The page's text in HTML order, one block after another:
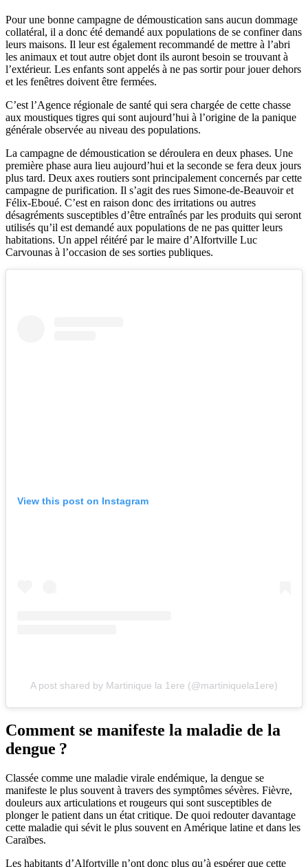
Pour une bonne campagne de démoustication sans aucun dommage
collatéral, il a donc été demandé aux populations de se confiner dans
leurs maisons. Il leur est également recommandé de mettre à l’abri
les animaux et tout autre objet dont ils auront besoin se trouvant à
l’extérieur. Les enfants sont appelés à ne pas sortir pour jouer dehors
et les fenêtres doivent être fermées.
C’est l’Agence régionale de santé qui sera chargée de cette chasse
aux moustiques tigres qui sont aujourd’hui à l’origine de la panique
générale observée au niveau des populations.
La campagne de démoustication se déroulera en deux phases. Une
première phase aura lieu aujourd’hui et la seconde se fera deux jours
plus tard. Deux axes routiers sont principalement concernés par cette
campagne de purification. Il s’agit des rues Simone-de-Beauvoir et
Félix-Eboué. C’est en raison donc des irritations ou autres
désagréments susceptibles d’être entraînés par les produits qui seront
utilisés qu’il est demandé aux populations de ne pas quitter leurs
habitations. Un appel réitéré par le maire d’Alfortville Luc
Carvounas à l’occasion de ses sorties publiques.
View this post on Instagram
A post shared by Martinique la 1ere (@martiniquela1ere)
Comment se manifeste la maladie de la
dengue ?
Classée comme une maladie virale endémique, la dengue se
manifeste le plus souvent à travers des symptômes sévères. Fièvre,
douleurs aux articulations et rougeurs qui sont susceptibles de
plonger le patient dans un état critique. De quoi redouter davantage
cette maladie qui sévit le plus souvent en Amérique latine et dans les
Caraïbes.
Les habitants d’Alfortville n’ont donc plus qu’à espérer que cette